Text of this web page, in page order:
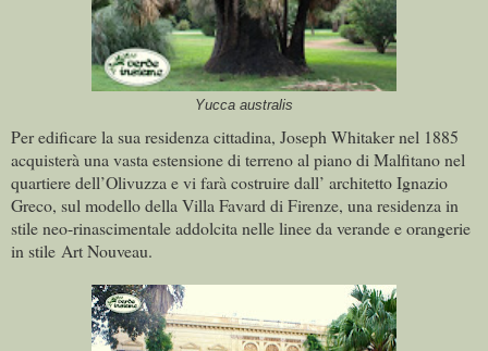
Yucca australis
Per edificare la sua residenza cittadina, Joseph Whitaker nel 1885
acquisterà una vasta estensione di terreno al piano di Malfitano nel
quartiere dell’Olivuzza e vi farà costruire dall’ architetto Ignazio
Greco, sul modello della Villa Favard di Firenze, una residenza in
stile neo-rinascimentale addolcita nelle linee da verande e orangerie
in stile Art Nouveau.